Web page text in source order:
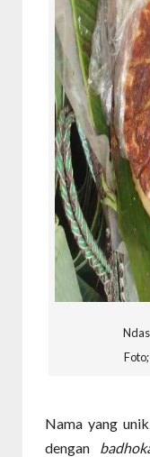
Nama yang
dengan